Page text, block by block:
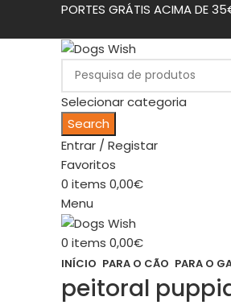
PORTES GRÁTIS ACIMA DE
Selecionar categoria
Search
Entrar / Registar
Favoritos
0 items 0,00€
Menu
0 items 0,00€
INÍCIO PARA O CÃO PARA O
peitoral